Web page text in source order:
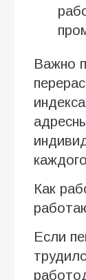
Важно
Как
Если